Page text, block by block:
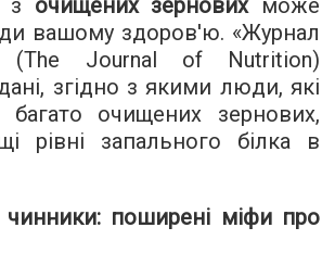
вашому здоров'ю. «Журнал
(The Journal of Nutrition)
згідно з якими люди, які
очищених зернових,
рівні запального білка в
поширені міфи про